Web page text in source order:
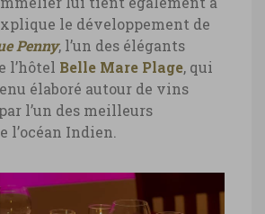
le développement de
Penny, l’un des élégants
l’hôtel Belle Mare Plage, qui
élaboré autour de vins
l’un des meilleurs
l’océan Indien.